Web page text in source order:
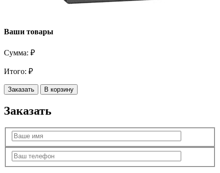
Ваши товары
Сумма: ₽
Итого: ₽
Заказать В корзину
Заказать